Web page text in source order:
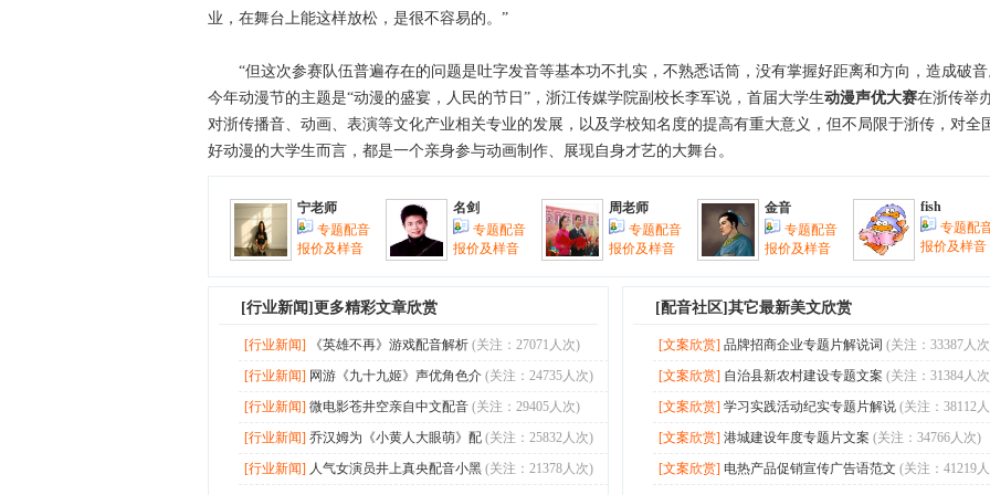
业，在舞台上能这样放松，是很不容易的。”
“但这次参赛队伍普遍存在的问题是吐字发音等基本功不扎实，不熟悉话筒，没有掌握好距离和方向，造成破音
今年动漫节的主题是“动漫的盛宴，人民的节日”，浙江传媒学院副校长李军说，首届大学生动漫声优大赛在浙传举
对浙传播音、动画、表演等文化产业相关专业的发展，以及学校知名度的提高有重大意义，但不局限于浙传，对全
好动漫的大学生而言，都是一个亲身参与动画制作、展现自身才艺的大舞台。
宁老师
专题配音
报价及样音
名剑
专题配音
报价及样音
周老师
专题配音
报价及样音
金音
专题配音
报价及样音
fish
专题配
报价及样音
[行业新闻]更多精彩文章欣赏
[行业新闻] 《英雄不再》游戏配音解析 (关注：27071人次)
[行业新闻] 网游《九十九姬》声优角色介 (关注：24735人次)
[行业新闻] 微电影苍井空亲自中文配音 (关注：29405人次)
[行业新闻] 乔汉姆为《小黄人大眼萌》配 (关注：25832人次)
[行业新闻] 人气女演员井上真央配音小黑 (关注：21378人次)
[配音社区]其它最新美文欣赏
[文案欣赏] 品牌招商企业专题片解说词 (关注：33387人
[文案欣赏] 自治县新农村建设专题文案 (关注：31384人
[文案欣赏] 学习实践活动纪实专题片解说 (关注：38112
[文案欣赏] 港城建设年度专题片文案 (关注：34766人次)
[文案欣赏] 电热产品促销宣传广告语范文 (关注：41219